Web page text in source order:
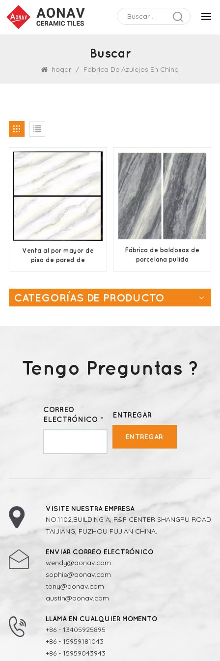
Buscar
hogar / Fábrica De Azulejos En China
Venta al por mayor de
piso de pared de
esmaltada de China
Fábrica de baldosas de
porcelana pulida
CATEGORÍAS DE PRODUCTO
Tengo Preguntas ?
CORREO
ELECTRÓNICO *
ENTREGAR
ENTREGAR
VISITE NUESTRA EMPRESA
NO.1102,BUILDING A, R&F CENTER SHANGPU ROAD
TAIJIANG, FUZHOU FUJIAN CHINA.
ENVIAR CORREO ELECTRÓNICO
wendy@aonav.com
sophie@aonav.com
tony@aonav.com
austin@aonav.com
LLAMA EN CUALQUIER MOMENTO
+86 - 13405925895
+86 - 15959181043
+86 - 15959043943